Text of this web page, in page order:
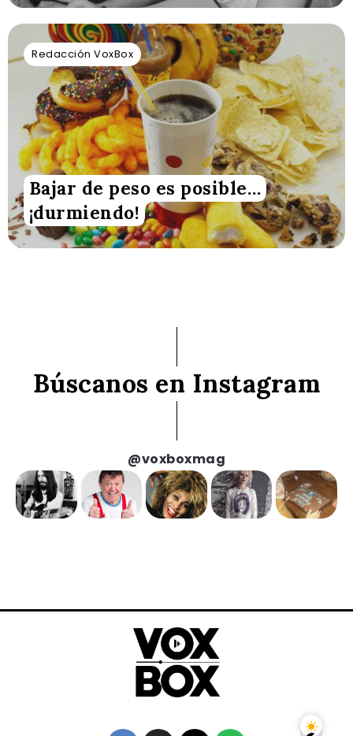
Redacción VoxBox
Bajar de peso es posible…
¡durmiendo!
Búscanos en Instagram
@voxboxmag